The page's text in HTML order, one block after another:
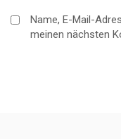
Name, E-Mail-
meinen nächsten